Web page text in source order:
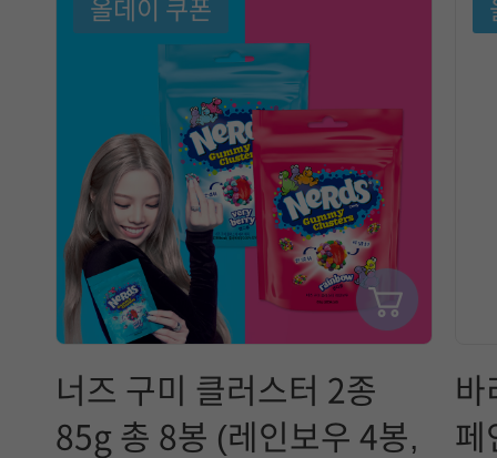
올데이 쿠폰
너즈 구미 클러스터 2종
85g 총 8봉 (레인보우 4봉,
바
페